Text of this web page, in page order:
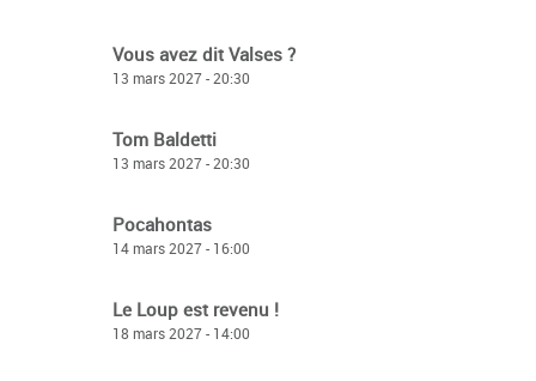
Vous avez dit Valses ?
13 mars 2027 - 20:30
Tom Baldetti
13 mars 2027 - 20:30
Pocahontas
14 mars 2027 - 16:00
Le Loup est revenu !
18 mars 2027 - 14:00